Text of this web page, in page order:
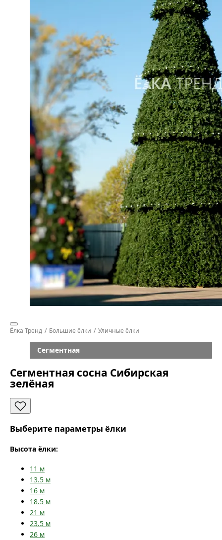
Ёлка Тренд Большие ёлки Уличные ёлки
Сегментная
Сегментная сосна Сибирская
зелёная
Выберите параметры ёлки
Высота ёлки:
11 м
13.5 м
16 м
18.5 м
21 м
23.5 м
26 м